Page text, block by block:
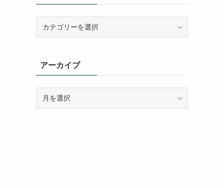
ーアーカイブ